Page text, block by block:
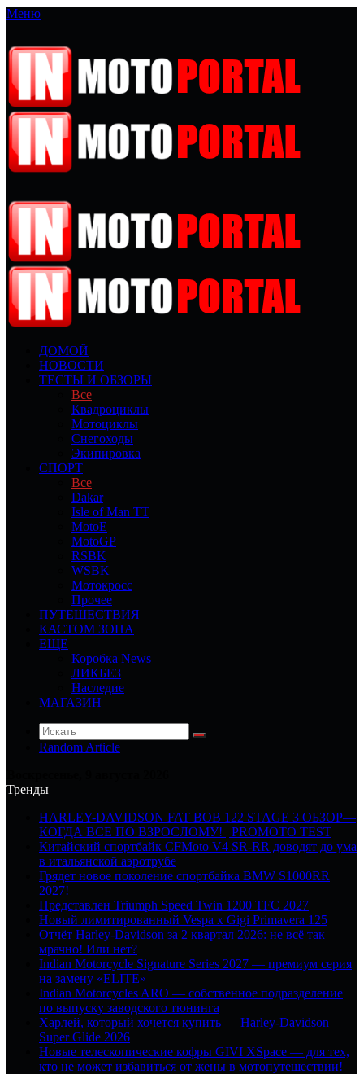
Меню
ДОМОЙ
НОВОСТИ
ТЕСТЫ И ОБЗОРЫ
Все
Квадроциклы
Мотоциклы
Снегоходы
Экипировка
СПОРТ
Все
Dakar
Isle of Man TT
MotoE
MotoGP
RSBK
WSBK
Мотокросс
Прочее
ПУТЕШЕСТВИЯ
КАСТОМ ЗОНА
ЕЩЕ
Коробка News
ЛИКБЕЗ
Наследие
МАГАЗИН
Random Article
Тренды
HARLEY-DAVIDSON FAT BOB 122 STAGE 3 ОБЗОР—
КОГДА ВСЕ ПО ВЗРОСЛОМУ! | PROMOTO TEST
Китайский спортбайк CFMoto V4 SR-RR доводят до ума
в итальянской аэротрубе
Грядет новое поколение спортбайка BMW S1000RR
2027!
Представлен Triumph Speed Twin 1200 TFC 2027
Новый лимитированный Vespa x Gigi Primavera 125
Отчёт Harley-Davidson за 2 квартал 2026: не всё так
мрачно! Или нет?
Indian Motorcycle Signature Series 2027 — премиум серия
на замену «ELITE»
Indian Motorcycles ARO — собственное подразделение
по выпуску заводского тюнинга
Харлей, который хочется купить — Harley-Davidson
Super Glide 2026
Новые телескопические кофры GIVI XSpace — для тех,
кто не может избавиться от жены в мотопутешествии!